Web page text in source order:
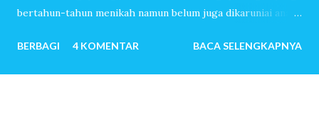
bertahun-tahun menikah namun belum juga dikaruniai anak,
melewati ribuan hari tanpa tangis bayi, tiada canda tawa
dengan anak-anak. Mereka menemukan banyak sekali alasan
BERBAGI 4 KOMENTAR BACA SELENGKAPNYA